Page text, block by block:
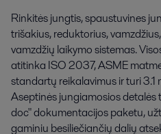
Rinkitės jungtis, spaustuvines
trišakius, reduktorius,
vamzdžių laikymo sistemas.
atitinka ISO 2037, ASME
standartų reikalavimus ir turi
Aseptinės jungiamosios detalės
doc" dokumentacijos paketu,
gaminiu besiliečiančių dalių